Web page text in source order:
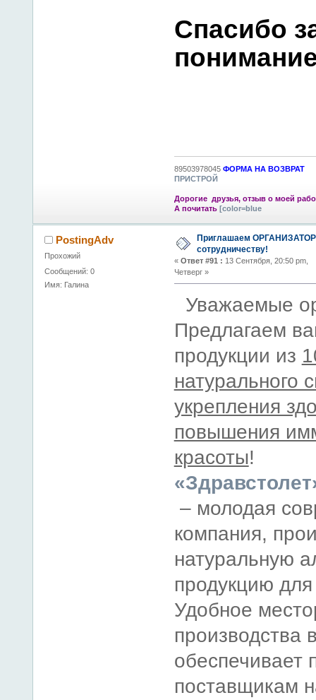
Спасибо
89503978045 ФОРМА НА ВОЗВРАТ
ПРИСТРОЙ
Дорогие друзья, отзыв о моей
А почитать [color=blue
PostingAdv
Прохожий
Сообщений: 0
Имя: Галина
Приглашаем
сотрудничеству!
« Ответ #91 : 13 Сентября, 20:50 pm,
Четверг »
Уважаемые
Предлагаем
продукции из
натурального
укрепления
повышения
красоты!
– молодая
компания,
натуральную
продукцию
Удобное
производства
обеспечивает
поставщикам